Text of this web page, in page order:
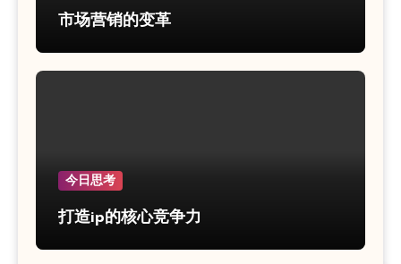
市场营销的变革
今日思考
打造ip的核心竞争力